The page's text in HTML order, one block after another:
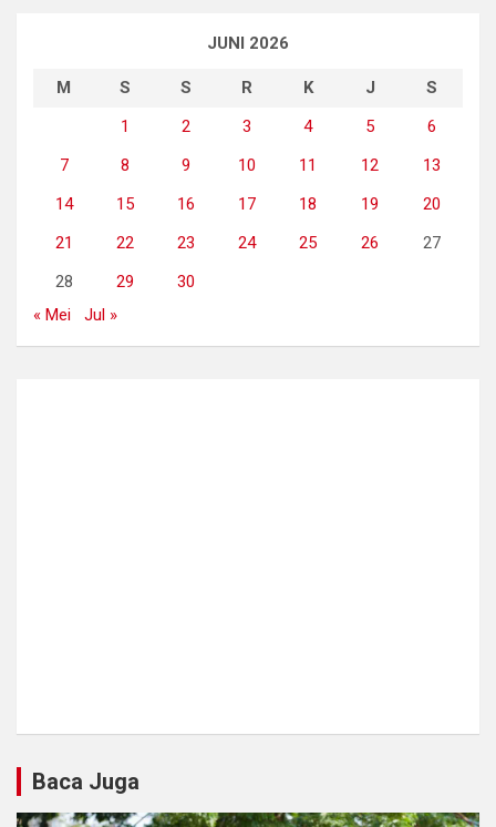
JUNI 2026
M S S R K J
S
1
2 3 4 5
6
7
8 9 10 11 12
13
14
15 16 17 18 19
20
21
22 23 24 25 26
27
28
29
30
« Mei
Jul »
Baca Juga